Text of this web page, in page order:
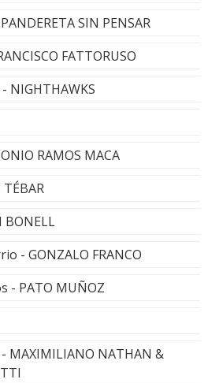
SIN PENSAR
FATTORUSO
NIGHTHAWKS
RAMOS MACA
BONELL
- GONZALO FRANCO
- PATO MUÑOZ
MAXIMILIANO NATHAN &